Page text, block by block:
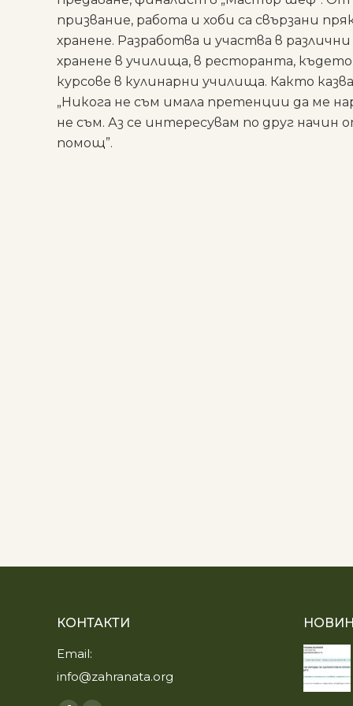
призвание, работа и хоби са свързани
хранене. Разработва и участва в
хранене в училища, в ресторанта,
курсове в кулинарни училища. Както
„Никога не съм имала претенции да ме
не съм. Аз се интересувам по друг начин
помощ”.
КОНТАКТИ
Email:
info@zahranata.org